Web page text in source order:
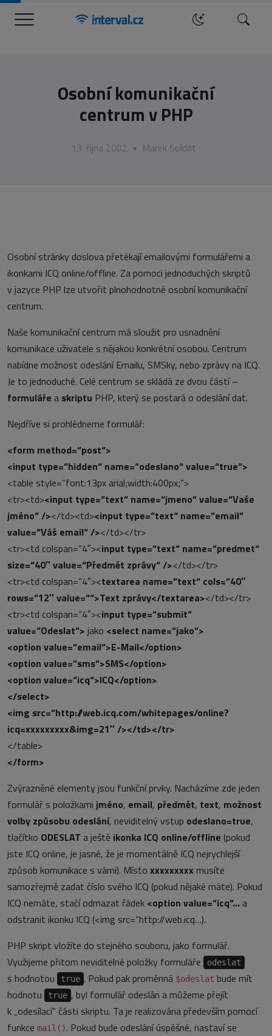
Menu Hledat
Osobní komunikační
centrum v PHP
13. října 2002 • Marek Soldát
Osobní stránky doslova přetékají emailovými formulářemi a
ikonkami ICQ online/offline. Za pomoci jednoduchých skriptů
v jazyce PHP lze utvořit plnohodnotné osobní komunikační
centrum.
Naše komunikační centrum má sloužit pro usnadnění
komunikace uživatele s nějakou konkrétní osobou. Centrum
nabídne možnost odeslání Emailu, SMSky, nebo zprávy na ICQ.
Je to jednoduché. Celé centrum se skládá ze dvou částí –
formuláře a skriptu PHP, který se postará o odeslání dat.
Nejdříve si prohlédneme formulář:
<form method=“post“>
<input type=“hidden“ name=“odeslano“ value=“true“>
<table style=“font:13px arial;width:400px;“>
<tr><td><input type=“text“ name=“jmeno“ value=“Vaše
jméno“ /></td><td><input type=“text“ name=“email“
value=“Váš email“ /></td></tr>
<tr><td colspan=“4″><input type=“text“ name=“predmet“
size=“40″ value=“Předmět zprávy“ /></td></tr>
<tr><td colspan=“4″><textarea name=“text“ cols=“40″
rows=“12″ value=““>Text zprávy</textarea></td></tr>
<tr><td colspan=“4″><input type=“submit“
value=“Odeslat“> jako <select name=“jako“>
<option value=“email“>E-Mail</option>
<option value=“sms“>SMS</option>
<option value=“icq“>ICQ</option>
</select>
<img src=“http://web.icq.com/whitepages/online?
icq=xxxxxxxxx&img=21″ /></td></tr>
</table>
</form>
Zvýrazněné elementy jsou funkční prvky. Nacházíme zde jeden
formulář s položkami jméno, email, předmět, text, možnost
volby způsobu odeslání, neviditelný vstup odeslano=true,
tlačítko ODESLAT a ještě ikonka ICQ online/offline (pokud
jste ICQ online, je jasné, že je momentálně ICQ nejrychlejší
způsob komunikace s vámi). Místo xxxxxxxxx musíte
samozřejmě zadat číslo svého ICQ (pokud nějaké máte). Pokud
ICQ nemáte, stačí odmazat řádek <option value=“icq“… a
odstranit ikonku ICQ (<img src=“http://web.icq…).
PHP skript vložíte do stejného souboru, jako formulář.
Využijeme přitom neviditelné položky formuláře
odeslat
s hodnotou true . Pokud pak proměnná $odeslat bude mít
hodnotu
true , byl formulář odeslán a můžeme přejít
k „odesílací“ části skriptu. Ta je realizována především pomocí
funkce mail(). Pokud bude odeslání úspěšné, nastaví se